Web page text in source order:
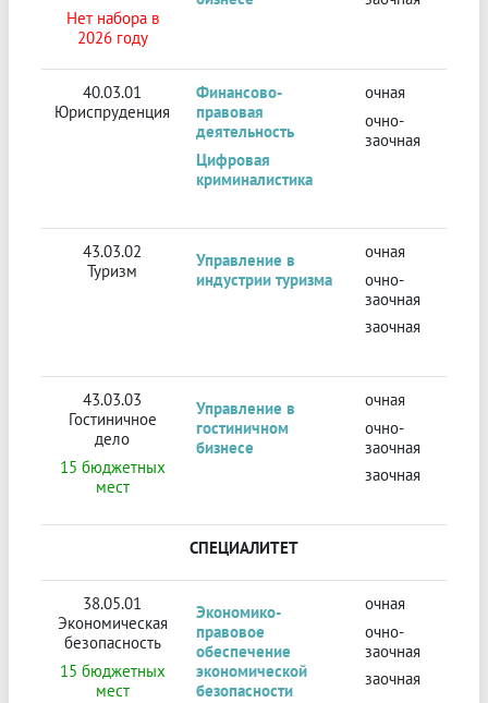
Нет набора в
2026 году
40.03.01
Юриспруденция
Финансово-
правовая
деятельность
Цифровая
криминалистика
очная
очно-
заочная
43.03.02
Туризм
Управление в
индустрии туризма
очная
очно-
заочная
заочная
43.03.03
Гостиничное
дело
15 бюджетных
мест
Управление в
гостиничном
бизнесе
очная
очно-
заочная
заочная
СПЕЦИАЛИТЕТ
38.05.01
Экономическая
безопасность
15 бюджетных
мест
Экономико-
правовое
обеспечение
экономической
безопасности
очная
очно-
заочная
заочная